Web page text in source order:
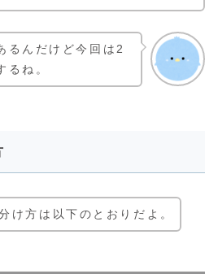
るんだけど今回は2
るね。
け方は以下のとおりだよ。